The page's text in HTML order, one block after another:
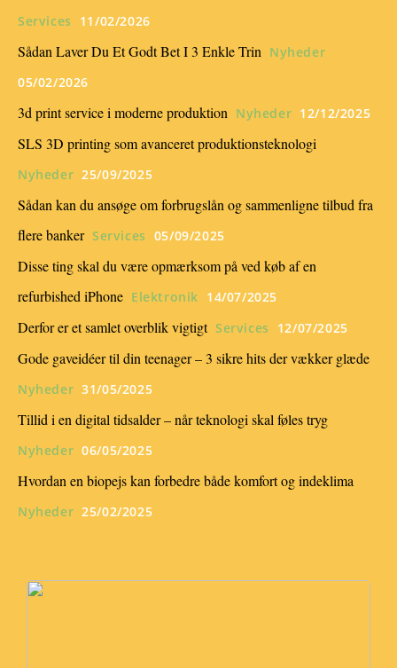
Services 11/02/2026
Sådan Laver Du Et Godt Bet I 3 Enkle Trin Nyheder
05/02/2026
3d print service i moderne produktion Nyheder 12/12/2025
SLS 3D printing som avanceret produktionsteknologi
Nyheder 25/09/2025
Sådan kan du ansøge om forbrugslån og sammenligne tilbud fra
flere banker Services 05/09/2025
Disse ting skal du være opmærksom på ved køb af en
refurbished iPhone Elektronik 14/07/2025
Derfor er et samlet overblik vigtigt Services 12/07/2025
Gode gaveidéer til din teenager – 3 sikre hits der vækker glæde
Nyheder 31/05/2025
Tillid i en digital tidsalder – når teknologi skal føles tryg
Nyheder 06/05/2025
Hvordan en biopejs kan forbedre både komfort og indeklima
Nyheder 25/02/2025